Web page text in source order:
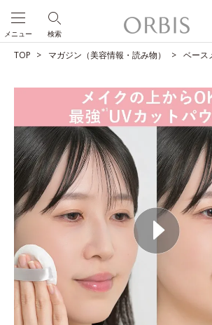
検索
メニュー
TOP マガジン（美容情報・読み物） ベース